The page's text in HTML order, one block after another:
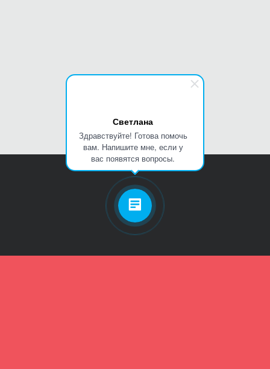
Светлана
Здравствуйте! Готова помочь
вам. Напишите мне, если у
вас появятся вопросы.